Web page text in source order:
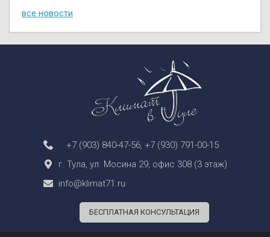
все новости
+7 (903) 840-47-56 +7 (930) 791-00-15
г. Тула, ул. Мосина 29, офис 308 (3 этаж)
info@klimat71.ru
БЕСПЛАТНАЯ КОНСУЛЬТАЦИЯ